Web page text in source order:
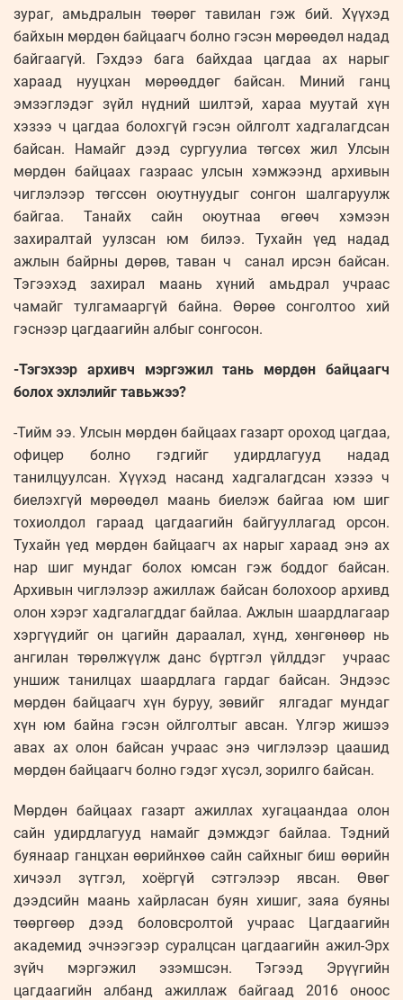
зураг, амьдралын төөрөг тавилан гэж бий. Хүүхэд
байхын мөрдөн байцаагч болно гэсэн мөрөөдөл надад
байгаагүй. Гэхдээ бага байхдаа цагдаа ах нарыг
хараад нууцхан мөрөөддөг байсан. Миний ганц
эмзэглэдэг зүйл нүдний шилтэй, хараа муутай хүн
хэзээ ч цагдаа болохгүй гэсэн ойлголт хадгалагдсан
байсан. Намайг дээд сургуулиа төгсөх жил Улсын
мөрдөн байцаах газраас улсын хэмжээнд архивын
чиглэлээр төгссөн оюутнуудыг сонгон шалгаруулж
байгаа. Танайх сайн оюутнаа өгөөч хэмээн
захиралтай уулзсан юм билээ. Тухайн үед надад
ажлын байрны дөрөв, таван ч санал ирсэн байсан.
Тэгээхэд захирал маань хүний амьдрал учраас
чамайг тулгамааргүй байна. Өөрөө сонголтоо хий
гэснээр цагдаагийн албыг сонгосон.
-Тэгэхээр архивч мэргэжил тань мөрдөн байцаагч
болох эхлэлийг тавьжээ?
-Тийм ээ. Улсын мөрдөн байцаах газарт ороход цагдаа,
офицер болно гэдгийг удирдлагууд надад
танилцуулсан. Хүүхэд насанд хадгалагдсан хэзээ ч
биелэхгүй мөрөөдөл маань биелэж байгаа юм шиг
тохиолдол гараад цагдаагийн байгууллагад орсон.
Тухайн үед мөрдөн байцаагч ах нарыг хараад энэ ах
нар шиг мундаг болох юмсан гэж боддог байсан.
Архивын чиглэлээр ажиллаж байсан болохоор архивд
олон хэрэг хадгалагддаг байлаа. Ажлын шаардлагаар
хэргүүдийг он цагийн дараалал, хүнд, хөнгөнөөр нь
ангилан төрөлжүүлж данс бүртгэл үйлддэг учраас
уншиж танилцах шаардлага гардаг байсан. Эндээс
мөрдөн байцаагч хүн буруу, зөвийг ялгадаг мундаг
хүн юм байна гэсэн ойлголтыг авсан. Үлгэр жишээ
авах ах олон байсан учраас энэ чиглэлээр цаашид
мөрдөн байцаагч болно гэдэг хүсэл, зорилго байсан.
Мөрдөн байцаах газарт ажиллах хугацаандаа олон
сайн удирдлагууд намайг дэмждэг байлаа. Тэдний
буянаар ганцхан өөрийнхөө сайн сайхныг биш өөрийн
хичээл зүтгэл, хоёргүй сэтгэлээр явсан. Өвөг
дээдсийн маань хайрласан буян хишиг, заяа буяны
төөргөөр дээд боловсролтой учраас Цагдаагийн
академид эчнээгээр суралцсан цагдаагийн ажил-Эрх
зүйч мэргэжил эзэмшсэн. Тэгээд Эрүүгийн
цагдаагийн албанд ажиллаж байгаад 2016 оноос